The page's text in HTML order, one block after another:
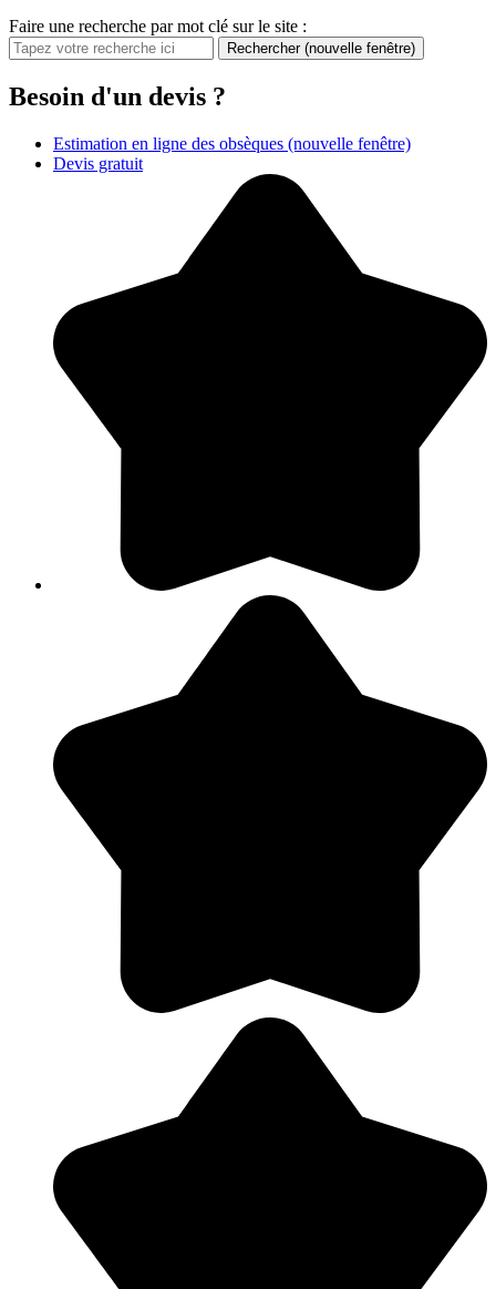
Faire une recherche par mot clé sur le site :
Rechercher (nouvelle fenêtre)
Besoin d'un devis ?
Estimation en ligne des obsèques (nouvelle fenêtre)
Devis gratuit